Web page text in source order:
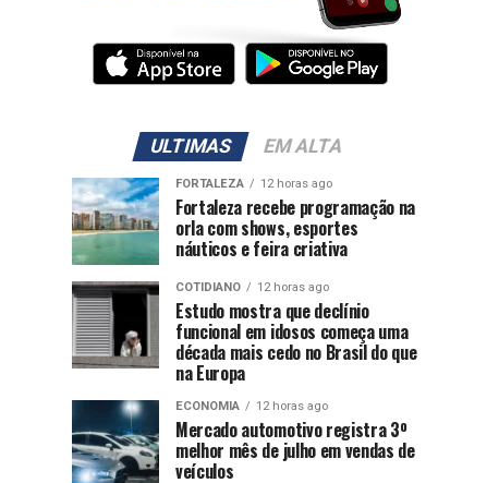
ULTIMAS EM ALTA
FORTALEZA 12 horas ago
Fortaleza recebe programação na
orla com shows, esportes
náuticos e feira criativa
COTIDIANO 12 horas ago
Estudo mostra que declínio
funcional em idosos começa uma
década mais cedo no Brasil do que
na Europa
ECONOMIA 12 horas ago
Mercado automotivo registra 3º
melhor mês de julho em vendas de
veículos